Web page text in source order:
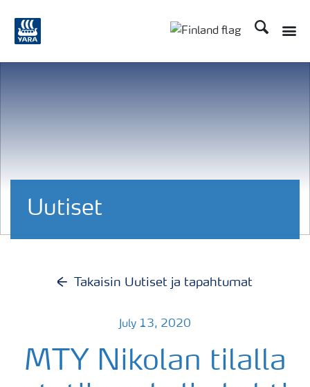
Etsi
Uutiset
Takaisin Uutiset ja tapahtumat
July 13, 2020
MTY Nikolan tilalla